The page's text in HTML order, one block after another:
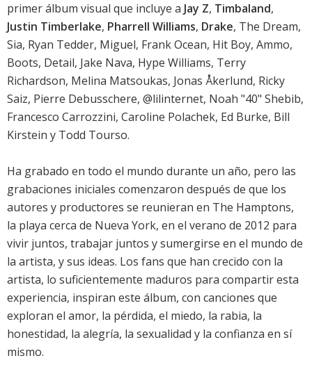
primer álbum visual que incluye a Jay Z, Timbaland,
Justin Timberlake, Pharrell Williams, Drake, The Dream,
Sia, Ryan Tedder, Miguel, Frank Ocean, Hit Boy, Ammo,
Boots, Detail, Jake Nava, Hype Williams, Terry
Richardson, Melina Matsoukas, Jonas Åkerlund, Ricky
Saiz, Pierre Debusschere, @lilinternet, Noah "40" Shebib,
Francesco Carrozzini, Caroline Polachek, Ed Burke, Bill
Kirstein y Todd Tourso.
Ha grabado en todo el mundo durante un año, pero las
grabaciones iniciales comenzaron después de que los
autores y productores se reunieran en The Hamptons,
la playa cerca de Nueva York, en el verano de 2012 para
vivir juntos, trabajar juntos y sumergirse en el mundo de
la artista, y sus ideas. Los fans que han crecido con la
artista, lo suficientemente maduros para compartir esta
experiencia, inspiran este álbum, con canciones que
exploran el amor, la pérdida, el miedo, la rabia, la
honestidad, la alegría, la sexualidad y la confianza en sí
mismo.